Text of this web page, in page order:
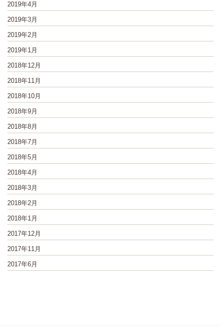
2019年4月
2019年3月
2019年2月
2019年1月
2018年12月
2018年11月
2018年10月
2018年9月
2018年8月
2018年7月
2018年5月
2018年4月
2018年3月
2018年2月
2018年1月
2017年12月
2017年11月
2017年6月